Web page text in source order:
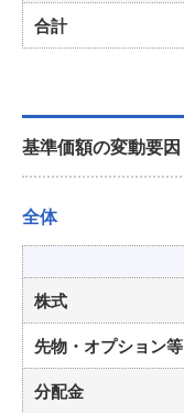
合計
基準価額の変動要因
全体
株式
先物・オプション等
分配金